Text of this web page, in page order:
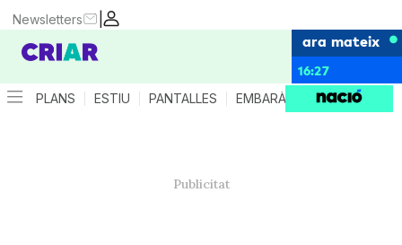
|
Newsletters
ara mateix
16:27
PLANS ESTIU PANTALLES EMBARÀS CRIANÇA